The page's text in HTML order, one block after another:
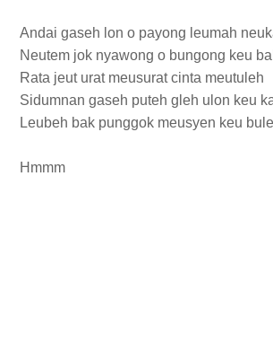
Andai gaseh lon o payong leumah
Neutem jok nyawong o bungong keu
Rata jeut urat meusurat cinta meutuleh
Sidumnan gaseh puteh gleh ulon keu
Leubeh bak punggok meusyen keu
Hmmm